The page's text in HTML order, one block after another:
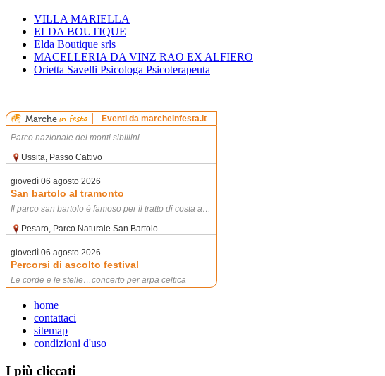
VILLA MARIELLA
ELDA BOUTIQUE
Elda Boutique srls
MACELLERIA DA VINZ RAO EX ALFIERO
Orietta Savelli Psicologa Psicoterapeuta
home
contattaci
sitemap
condizioni d'uso
I più cliccati